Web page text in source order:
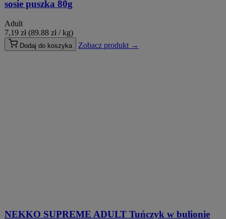
sosie puszka 80g
Adult
7,19 zł (89.88 zł / kg)
Dodaj do koszyka Zobacz produkt →
NEKKO SUPREME ADULT Tuńczyk w bulionie